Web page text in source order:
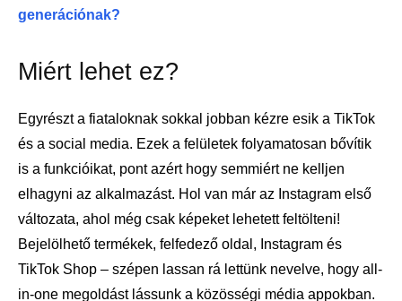
generációnak?
Miért lehet ez?
Egyrészt a fiataloknak sokkal jobban kézre esik a TikTok
és a social media. Ezek a felületek folyamatosan bővítik
is a funkcióikat, pont azért hogy semmiért ne kelljen
elhagyni az alkalmazást. Hol van már az Instagram első
változata, ahol még csak képeket lehetett feltölteni!
Bejelölhető termékek, felfedező oldal, Instagram és
TikTok Shop – szépen lassan rá lettünk nevelve, hogy all-
in-one megoldást lássunk a közösségi média appokban.